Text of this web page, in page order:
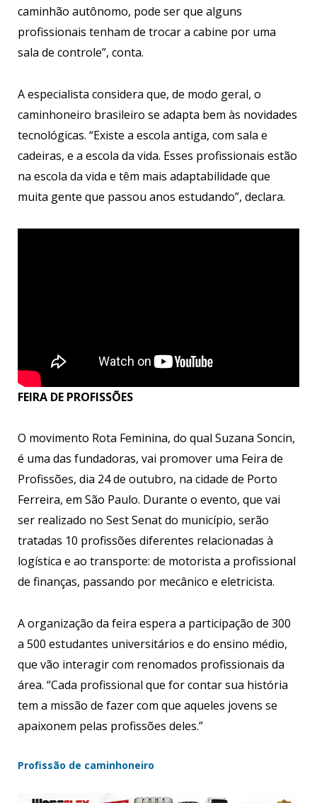
caminhão autônomo, pode ser que alguns
profissionais tenham de trocar a cabine por uma
sala de controle”, conta.
A especialista considera que, de modo geral, o
caminhoneiro brasileiro se adapta bem às novidades
tecnológicas. “Existe a escola antiga, com sala e
cadeiras, e a escola da vida. Esses profissionais estão
na escola da vida e têm mais adaptabilidade que
muita gente que passou anos estudando”, declara.
FEIRA DE PROFISSÕES
O movimento Rota Feminina, do qual Suzana Soncin,
é uma das fundadoras, vai promover uma Feira de
Profissões, dia 24 de outubro, na cidade de Porto
Ferreira, em São Paulo. Durante o evento, que vai
ser realizado no Sest Senat do município, serão
tratadas 10 profissões diferentes relacionadas à
logística e ao transporte: de motorista a profissional
de finanças, passando por mecânico e eletricista.
A organização da feira espera a participação de 300
a 500 estudantes universitários e do ensino médio,
que vão interagir com renomados profissionais da
área. “Cada profissional que for contar sua história
tem a missão de fazer com que aqueles jovens se
apaixonem pelas profissões deles.”
Profissão de caminhoneiro